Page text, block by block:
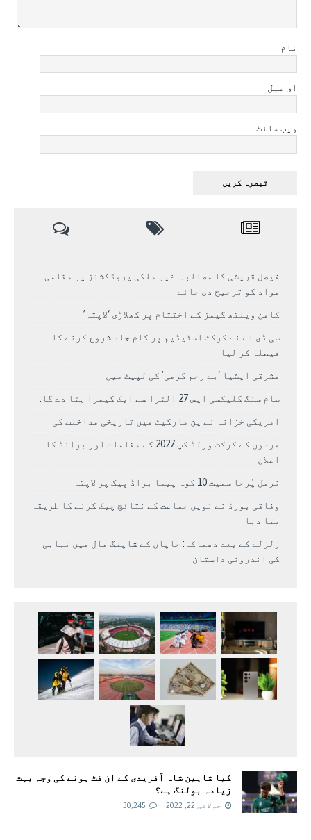
نام
ای میل
ویب سائٹ
فیصل قریشی کا مطالبہ: غیر ملکی پروڈکشنز پر مقامی
مواد کو ترجیح دی جائے
کامن ویلتھ گیمز کے اختتام پر کھلاڑی ‘لاپتہ’
سی ڈی اے نے کرکٹ اسٹیڈیم پر کام جلد شروع کرنے کا
فیصلہ کر لیا
مشرقی ایشیا ‘بے رحم گرمی’ کی لپیٹ میں
سام سنگ گلیکسی ایس 27 الٹرا سے ایک کیمرا ہٹا دے گا.
امریکی خزانہ نے ین مارکیٹ میں تاریخی مداخلت کی
مردوں کے کرکٹ ورلڈ کپ 2027 کے مقامات اور برانڈ کا
اعلان
نرمل پُرجا سمیت 10 کوہ پیما براڈ پیک پر لاپتہ
وفاقی بورڈ نے نویں جماعت کے نتائج چیک کرنے کا طریقہ
بتا دیا
زلزلے کے بعد دھماکہ: جاپان کے شاپنگ مال میں تباہی
کی اندرونی داستان
کیا شاہین شاہ آفریدی کے ان فٹ ہونے کی وجہ بہت
زیادہ بولنگ ہے؟
جولائی 22, 2022 30,245